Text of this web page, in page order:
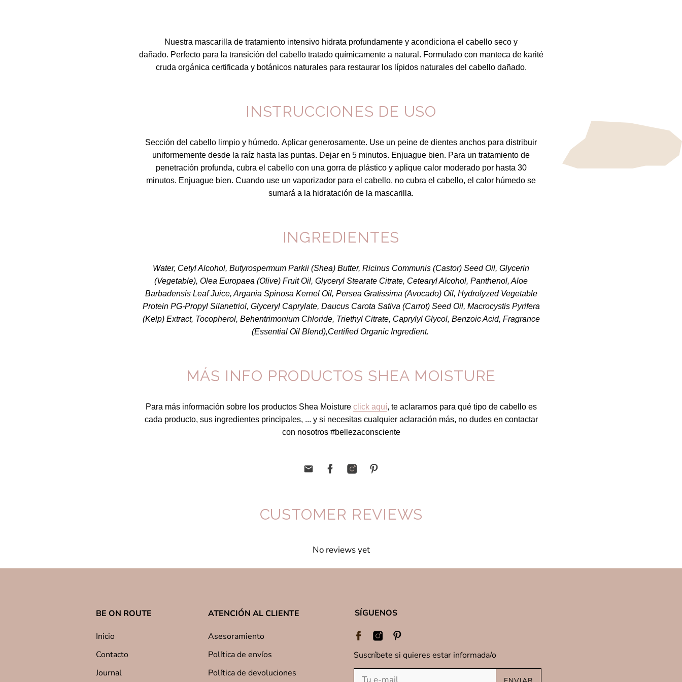
Nuestra mascarilla de tratamiento intensivo hidrata profundamente y acondiciona el cabello seco y
dañado. Perfecto para la transición del cabello tratado químicamente a natural. Formulado con manteca de karité
cruda orgánica certificada y botánicos naturales para restaurar los lípidos naturales del cabello dañado.
INSTRUCCIONES DE USO
Sección del cabello limpio y húmedo. Aplicar generosamente. Use un peine de dientes anchos para distribuir
uniformemente desde la raíz hasta las puntas. Dejar en 5 minutos. Enjuague bien. Para un tratamiento de
penetración profunda, cubra el cabello con una gorra de plástico y aplique calor moderado por hasta 30
minutos. Enjuague bien. Cuando use un vaporizador para el cabello, no cubra el cabello, el calor húmedo se
sumará a la hidratación de la mascarilla.
INGREDIENTES
Water, Cetyl Alcohol, Butyrospermum Parkii (Shea) Butter, Ricinus Communis (Castor) Seed Oil, Glycerin
(Vegetable), Olea Europaea (Olive) Fruit Oil, Glyceryl Stearate Citrate, Cetearyl Alcohol, Panthenol, Aloe
Barbadensis Leaf Juice, Argania Spinosa Kernel Oil, Persea Gratissima (Avocado) Oil, Hydrolyzed Vegetable
Protein PG-Propyl Silanetriol, Glyceryl Caprylate, Daucus Carota Sativa (Carrot) Seed Oil, Macrocystis Pyrifera
(Kelp) Extract, Tocopherol, Behentrimonium Chloride, Triethyl Citrate, Caprylyl Glycol, Benzoic Acid, Fragrance
(Essential Oil Blend),Certified Organic Ingredient.
MÁS INFO PRODUCTOS SHEA MOISTURE
Para más información sobre los productos Shea Moisture click aquí, te aclaramos para qué tipo de cabello es
cada producto, sus ingredientes principales, ... y si necesitas cualquier aclaración más, no dudes en contactar
con nosotros #bellezaconsciente
CUSTOMER REVIEWS
No reviews yet
BE ON ROUTE ATENCIÓN AL CLIENTE SÍGUENOS